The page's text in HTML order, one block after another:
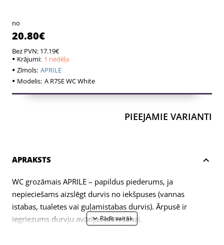
no
20.80€
Bez PVN: 17.19€
Krājumi: 1 nedēļa
Zīmols: APRILE
Modelis: A R7SE WC White
PIEEJAMIE VARIANTI
APRAKSTS
WC grozāmais APRILE – papildus piederums, ja
nepieciešams aizslēgt durvis no iekšpuses (vannas
istabas, tualetes vai guļamistabas durvis). Ārpusē ir
iegriezums durvju avārijas atvēršanai.